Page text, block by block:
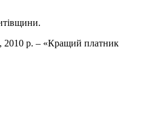
2010 р. – «Кращий платник